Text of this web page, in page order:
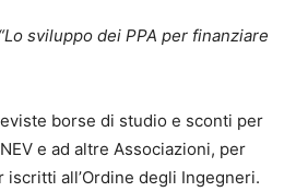
sviluppo dei PPA per finanziare
borse di studio e sconti per
e ad altre Associazioni, per
all’Ordine degli Ingegneri.